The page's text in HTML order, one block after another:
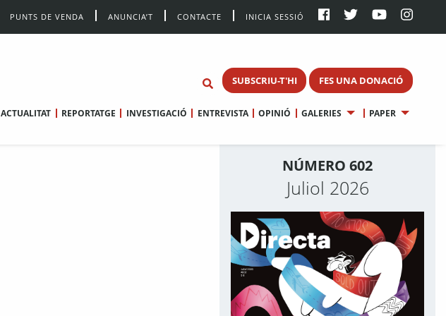
PUNTS DE VENDA ANUNCIA’T CONTACTE INICIA SESSIÓ
SUBSCRIU-T'HI FES UNA DONACIÓ
ACTUALITAT REPORTATGE INVESTIGACIÓ ENTREVISTA OPINIÓ GALERIES PAPER
NÚMERO 602
Juliol 2026